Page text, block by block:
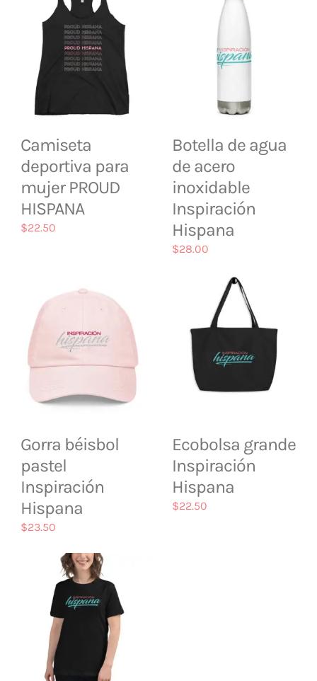
Camiseta
deportiva para
mujer PROUD
HISPANA
$22.50
Botella de agua
de acero
inoxidable
Inspiración
Hispana
$28.00
Gorra béisbol
pastel
Inspiración
Hispana
$23.50
Ecobolsa grande
Inspiración
Hispana
$22.50